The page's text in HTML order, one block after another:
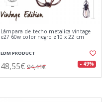
Lámpara de techo metalica vintage
e27 60w color negro ø10 x 22 cm
EDM PRODUCT
48,55€ 94,41€ - 49%